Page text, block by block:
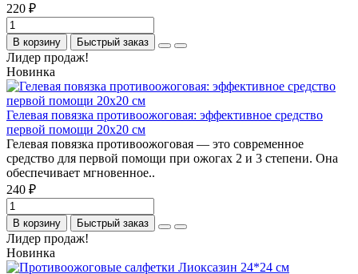
220 ₽
В корзину Быстрый заказ
Лидер продаж!
Новинка
Гелевая повязка противоожоговая: эффективное средство
первой помощи 20х20 см
Гелевая повязка противоожоговая — это современное
средство для первой помощи при ожогах 2 и 3 степени. Она
обеспечивает мгновенное..
240 ₽
В корзину Быстрый заказ
Лидер продаж!
Новинка